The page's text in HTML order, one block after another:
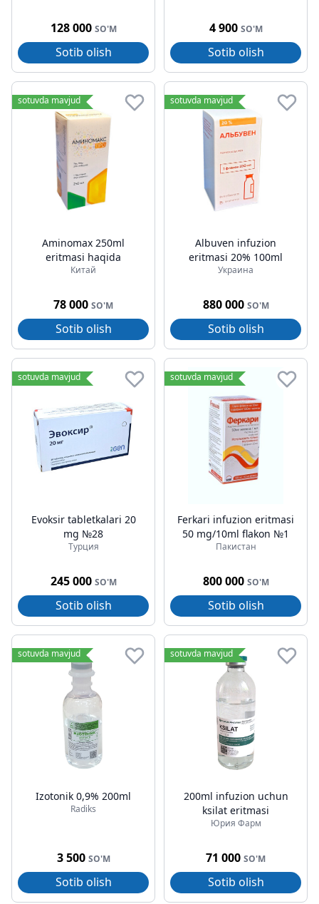
128 000 SO'M
Sotib olish
4 900 SO'M
Sotib olish
sotuvda mavjud
Aminomax 250ml
eritmasi haqida
Китай
78 000 SO'M
Sotib olish
sotuvda mavjud
Albuven infuzion
eritmasi 20% 100ml
Украина
880 000 SO'M
Sotib olish
sotuvda mavjud
Evoksir tabletkalari 20
mg №28
Турция
245 000 SO'M
Sotib olish
sotuvda mavjud
Ferkari infuzion eritmasi
50 mg/10ml flakon №1
Пакистан
800 000 SO'M
Sotib olish
sotuvda mavjud
Izotonik 0,9% 200ml
Radiks
3 500 SO'M
Sotib olish
sotuvda mavjud
200ml infuzion uchun
ksilat eritmasi
Юрия Фарм
71 000 SO'M
Sotib olish